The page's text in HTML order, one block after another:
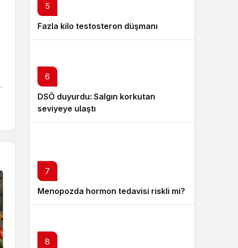
5
Fazla kilo testosteron düşmanı
6
DSÖ duyurdu: Salgın korkutan
seviyeye ulaştı
7
Menopozda hormon tedavisi riskli mi?
8